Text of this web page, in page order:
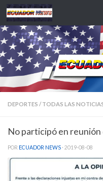
Saltar al contenido
DEPORTES / TODAS LAS
No participó en reunión
POR ECUADOR NEWS · 2019-08-08